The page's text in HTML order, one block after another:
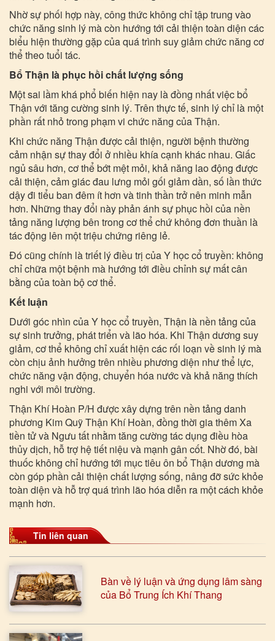
Nhờ sự phối hợp này, công thức không chỉ tập trung vào
chức năng sinh lý mà còn hướng tới cải thiện toàn diện các
biểu hiện thường gặp của quá trình suy giảm chức năng cơ
thể theo tuổi tác.
Bổ Thận là phục hồi chất lượng sống
Một sai lầm khá phổ biến hiện nay là đồng nhất việc bổ
Thận với tăng cường sinh lý. Trên thực tế, sinh lý chỉ là một
phần rất nhỏ trong phạm vi chức năng của Thận.
Khi chức năng Thận được cải thiện, người bệnh thường
cảm nhận sự thay đổi ở nhiều khía cạnh khác nhau. Giấc
ngủ sâu hơn, cơ thể bớt mệt mỏi, khả năng lao động được
cải thiện, cảm giác đau lưng mỏi gối giảm dần, số lần thức
dậy đi tiểu ban đêm ít hơn và tinh thần trở nên minh mẫn
hơn. Những thay đổi này phản ánh sự phục hồi của nền
tảng năng lượng bên trong cơ thể chứ không đơn thuần là
tác động lên một triệu chứng riêng lẻ.
Đó cũng chính là triết lý điều trị của Y học cổ truyền: không
chỉ chữa một bệnh mà hướng tới điều chỉnh sự mất cân
bằng của toàn bộ cơ thể.
Kết luận
Dưới góc nhìn của Y học cổ truyền, Thận là nền tảng của
sự sinh trưởng, phát triển và lão hóa. Khi Thận dương suy
giảm, cơ thể không chỉ xuất hiện các rối loạn về sinh lý mà
còn chịu ảnh hưởng trên nhiều phương diện như thể lực,
chức năng vận động, chuyển hóa nước và khả năng thích
nghi với môi trường.
Thận Khí Hoàn P/H được xây dựng trên nền tảng danh
phương Kim Quỹ Thận Khí Hoàn, đồng thời gia thêm Xa
tiền tử và Ngưu tất nhằm tăng cường tác dụng điều hòa
thủy dịch, hỗ trợ hệ tiết niệu và mạnh gân cốt. Nhờ đó, bài
thuốc không chỉ hướng tới mục tiêu ôn bổ Thận dương mà
còn góp phần cải thiện chất lượng sống, nâng đỡ sức khỏe
toàn diện và hỗ trợ quá trình lão hóa diễn ra một cách khỏe
mạnh hơn.
Tin liên quan
Bàn về lý luận và ứng dụng lâm sàng
của Bổ Trung Ích Khí Thang